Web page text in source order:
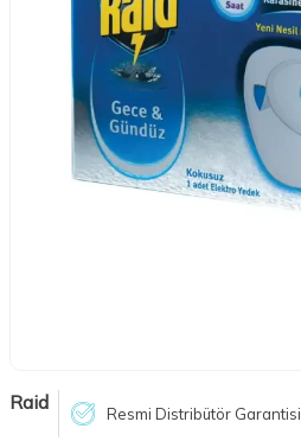
Raid Resmi Distribütör Garantisi